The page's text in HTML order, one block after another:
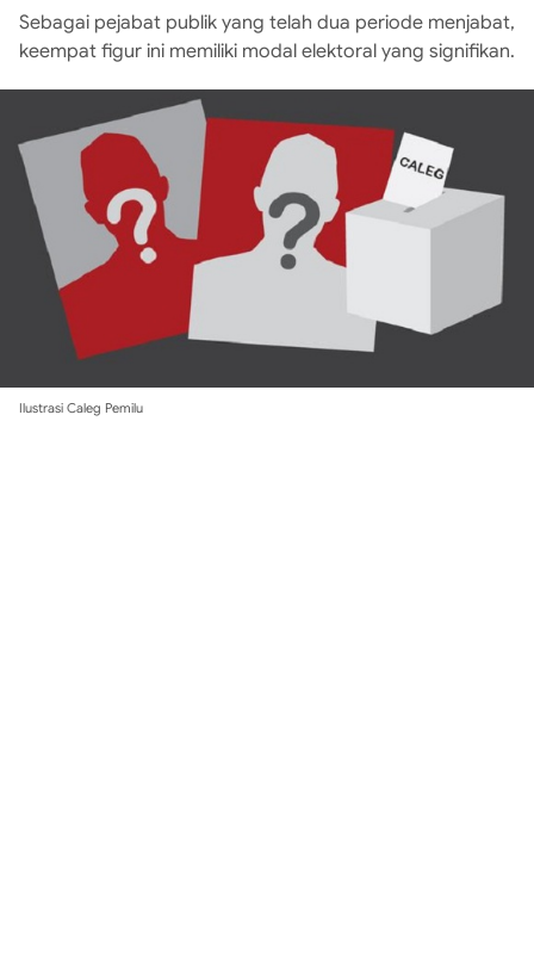
Sebagai pejabat publik yang telah dua periode menjabat,
keempat figur ini memiliki modal elektoral yang signifikan.
Ilustrasi Caleg Pemilu